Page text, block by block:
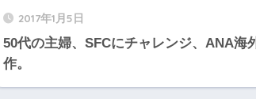
2017年1月5日
50代の主婦、SFCにチャレンジ、ANA海
作。